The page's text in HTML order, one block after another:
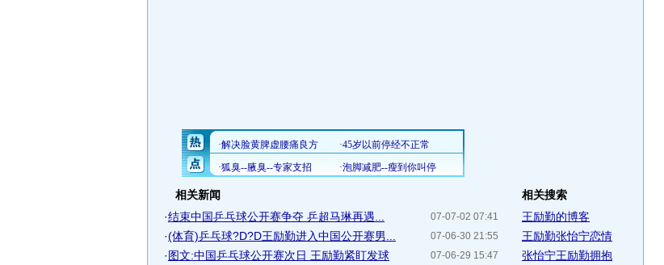
相关新闻
07-07-02 07:41
·结束中国乒乓球公开赛争夺 乒超马琳再遇...
07-06-30 21:55
·(体育)乒乓球?D?D王励勤进入中国公开赛男...
07-06-29 15:47
·图文:中国乒乓球公开赛次日 王励勤紧盯发球
相关搜索
王励勤的博客
王励勤张怡宁恋情
张怡宁王励勤拥抱